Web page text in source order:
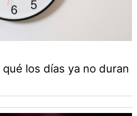
los días ya no duran